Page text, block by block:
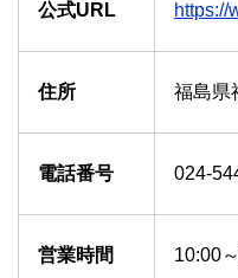
公式URL https://
住所 福島県
電話番号 024-
営業時間 10:00